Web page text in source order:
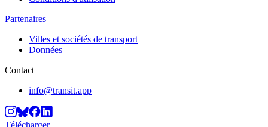
Partenaires
Villes et sociétés de transport
Données
Contact
info@transit.app
Télécharger